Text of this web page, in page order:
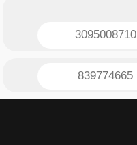
3095008710
839774665